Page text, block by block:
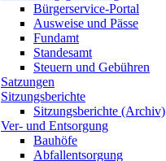
Bürgerservice-Portal
Ausweise und Pässe
Fundamt
Standesamt
Steuern und Gebühren
Satzungen
Sitzungsberichte
Sitzungsberichte (Archiv)
Ver- und Entsorgung
Bauhöfe
Abfallentsorgung